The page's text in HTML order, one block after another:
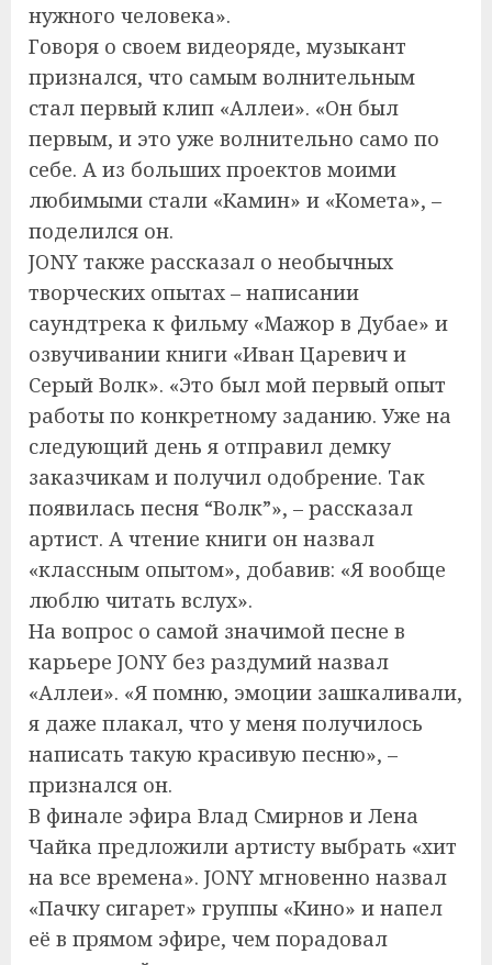
нужного человека».
Говоря о своем видеоряде, музыкант
признался, что самым волнительным
стал первый клип «Аллеи». «Он был
первым, и это уже волнительно само по
себе. А из больших проектов моими
любимыми стали «Камин» и «Комета», –
поделился он.
JONY также рассказал о необычных
творческих опытах – написании
саундтрека к фильму «Мажор в Дубае» и
озвучивании книги «Иван Царевич и
Серый Волк». «Это был мой первый опыт
работы по конкретному заданию. Уже на
следующий день я отправил демку
заказчикам и получил одобрение. Так
появилась песня “Волк”», – рассказал
артист. А чтение книги он назвал
«классным опытом», добавив: «Я вообще
люблю читать вслух».
На вопрос о самой значимой песне в
карьере JONY без раздумий назвал
«Аллеи». «Я помню, эмоции зашкаливали,
я даже плакал, что у меня получилось
написать такую красивую песню», –
признался он.
В финале эфира Влад Смирнов и Лена
Чайка предложили артисту выбрать «хит
на все времена». JONY мгновенно назвал
«Пачку сигарет» группы «Кино» и напел
её в прямом эфире, чем порадовал